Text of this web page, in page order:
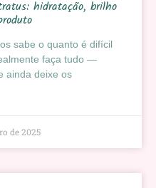
hidratação, brilho
sabe o quanto é difícil
faça tudo —
ainda deixe os
de 2025